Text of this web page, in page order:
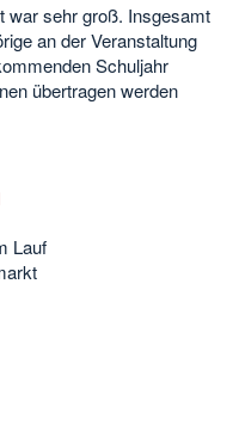
war sehr groß. Insgesamt
an der Veranstaltung
Schuljahr
übertragen werden
Lauf